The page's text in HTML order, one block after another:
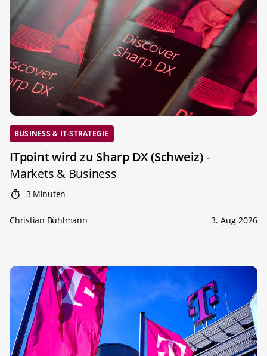
BUSINESS & IT-STRATEGIE
ITpoint wird zu Sharp DX (Schweiz)-
Markets & Business
3 Minuten
Christian Bühlmann 3. Aug 2026